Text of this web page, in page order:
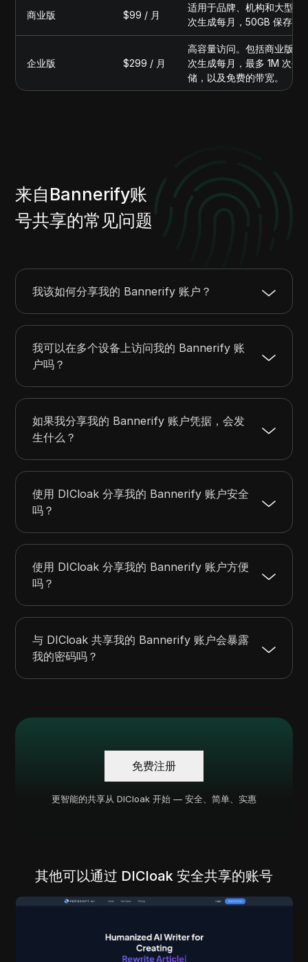
商业版 $99 / 月
适用于品牌、机构和大型
次生成每月，50GB 保存的
企业版 $299 / 月
高容量访问。包括商业版
次生成每月，最多 1M 次生
储，以及免费的带宽。
来自Bannerify账
号共享的常见问题
我该如何分享我的 Bannerify 账户？
我可以在多个设备上访问我的 Bannerify 账
户吗？
如果我分享我的 Bannerify 账户凭据，会发
生什么？
使用 DICloak 分享我的 Bannerify 账户安全
吗？
使用 DICloak 分享我的 Bannerify 账户方便
吗？
与 DICloak 共享我的 Bannerify 账户会暴露
我的密码吗？
免费注册
更智能的共享从 DICloak 开始 — 安全、简单、实惠
其他可以通过 DICloak 安全共享的账号